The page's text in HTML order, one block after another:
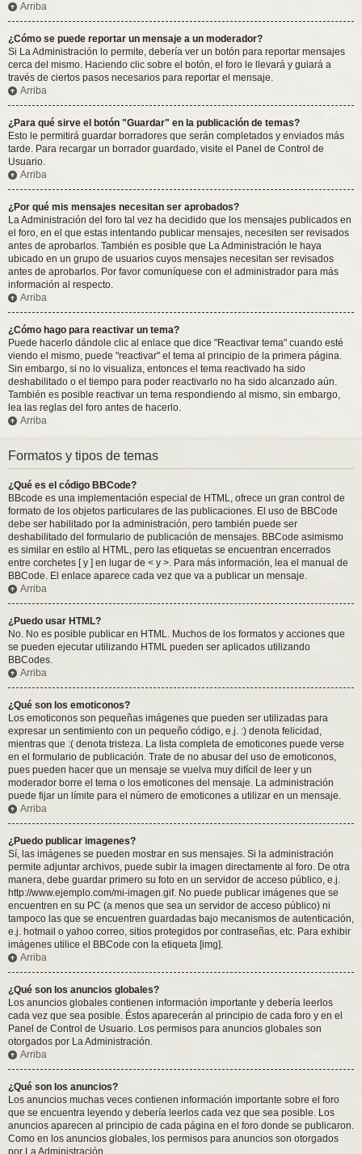
Arriba
¿Cómo se puede reportar un mensaje a un moderador?
Si La Administración lo permite, debería ver un botón para reportar mensajes
cerca del mismo. Haciendo clic sobre el botón, el foro le llevará y guiará a
través de ciertos pasos necesarios para reportar el mensaje.
Arriba
¿Para qué sirve el botón "Guardar" en la publicación de temas?
Esto le permitirá guardar borradores que serán completados y enviados más
tarde. Para recargar un borrador guardado, visite el Panel de Control de
Usuario.
Arriba
¿Por qué mis mensajes necesitan ser aprobados?
La Administración del foro tal vez ha decidido que los mensajes publicados en
el foro, en el que estas intentando publicar mensajes, necesiten ser revisados
antes de aprobarlos. También es posible que La Administración le haya
ubicado en un grupo de usuarios cuyos mensajes necesitan ser revisados
antes de aprobarlos. Por favor comuníquese con el administrador para más
información al respecto.
Arriba
¿Cómo hago para reactivar un tema?
Puede hacerlo dándole clic al enlace que dice "Reactivar tema" cuando esté
viendo el mismo, puede "reactivar" el tema al principio de la primera página.
Sin embargo, si no lo visualiza, entonces el tema reactivado ha sido
deshabilitado o el tiempo para poder reactivarlo no ha sido alcanzado aún.
También es posible reactivar un tema respondiendo al mismo, sin embargo,
lea las reglas del foro antes de hacerlo.
Arriba
Formatos y tipos de temas
¿Qué es el código BBCode?
BBcode es una implementación especial de HTML, ofrece un gran control de
formato de los objetos particulares de las publicaciones. El uso de BBCode
debe ser habilitado por la administración, pero también puede ser
deshabilitado del formulario de publicación de mensajes. BBCode asimismo
es similar en estilo al HTML, pero las etiquetas se encuentran encerrados
entre corchetes [ y ] en lugar de < y >. Para más información, lea el manual de
BBCode. El enlace aparece cada vez que va a publicar un mensaje.
Arriba
¿Puedo usar HTML?
No. No es posible publicar en HTML. Muchos de los formatos y acciones que
se pueden ejecutar utilizando HTML pueden ser aplicados utilizando
BBCodes.
Arriba
¿Qué son los emoticonos?
Los emoticonos son pequeñas imágenes que pueden ser utilizadas para
expresar un sentimiento con un pequeño código, e.j. :) denota felicidad,
mientras que :( denota tristeza. La lista completa de emoticones puede verse
en el formulario de publicación. Trate de no abusar del uso de emoticonos,
pues pueden hacer que un mensaje se vuelva muy difícil de leer y un
moderador borre el tema o los emoticones del mensaje. La administración
puede fijar un límite para el número de emoticones a utilizar en un mensaje.
Arriba
¿Puedo publicar imagenes?
Sí, las imágenes se pueden mostrar en sus mensajes. Si la administración
permite adjuntar archivos, puede subir la imagen directamente al foro. De otra
manera, debe guardar primero su foto en un servidor de acceso público, e.j.
http://www.ejemplo.com/mi-imagen.gif. No puede publicar imágenes que se
encuentren en su PC (a menos que sea un servidor de acceso público) ni
tampoco las que se encuentren guardadas bajo mecanismos de autenticación,
e.j. hotmail o yahoo correo, sitios protegidos por contraseñas, etc. Para exhibir
imágenes utilice el BBCode con la etiqueta [img].
Arriba
¿Qué son los anuncios globales?
Los anuncios globales contienen información importante y debería leerlos
cada vez que sea posible. Éstos aparecerán al principio de cada foro y en el
Panel de Control de Usuario. Los permisos para anuncios globales son
otorgados por La Administración.
Arriba
¿Qué son los anuncios?
Los anuncios muchas veces contienen información importante sobre el foro
que se encuentra leyendo y debería leerlos cada vez que sea posible. Los
anuncios aparecen al principio de cada página en el foro donde se publicaron.
Como en los anuncios globales, los permisos para anuncios son otorgados
por La Administración.